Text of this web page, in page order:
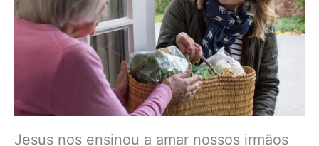
Jesus nos ensinou a amar nossos irmãos